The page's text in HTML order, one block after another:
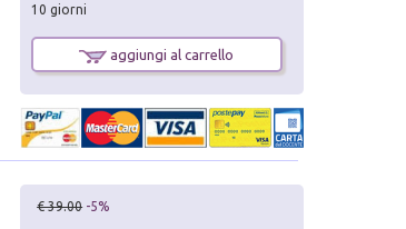
10 giorni
aggiungi al carrello
€ 39.00 -5%